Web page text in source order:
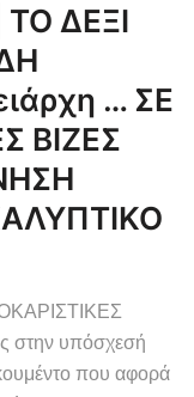
ΔΕΞΙ
… ΣΕ
ΒΙΖΕΣ
στην υπόσχεσή
που αφορά